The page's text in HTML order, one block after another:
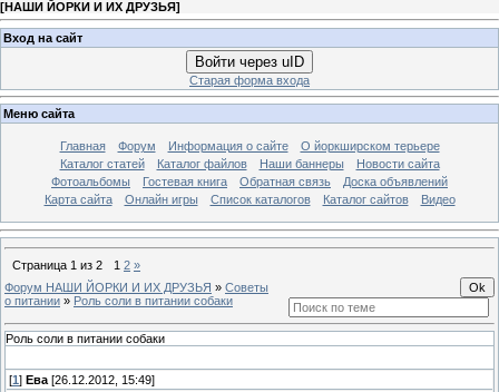
[НАШИ ЙОРКИ И ИХ ДРУЗЬЯ]
Вход на сайт
Войти через uID
Старая форма входа
Меню сайта
Главная Форум Информация о сайте
О йоркширском терьере
Каталог статей
Каталог файлов Наши баннеры
Новости сайта
Фотоальбомы
Гостевая книга Обратная связь
Доска объявлений
Карта сайта
Онлайн игры Список каталогов Каталог сайтов Видео
Страница 1 из 2 1 2 »
Форум НАШИ ЙОРКИ И ИХ ДРУЗЬЯ » Советы
о питании » Роль соли в питании собаки
Роль соли в питании собаки
[1 ] Ева [26.12.2012, 15:49]